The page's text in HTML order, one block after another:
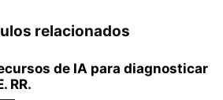
relacionados
de IA para diagnosticar
RR.